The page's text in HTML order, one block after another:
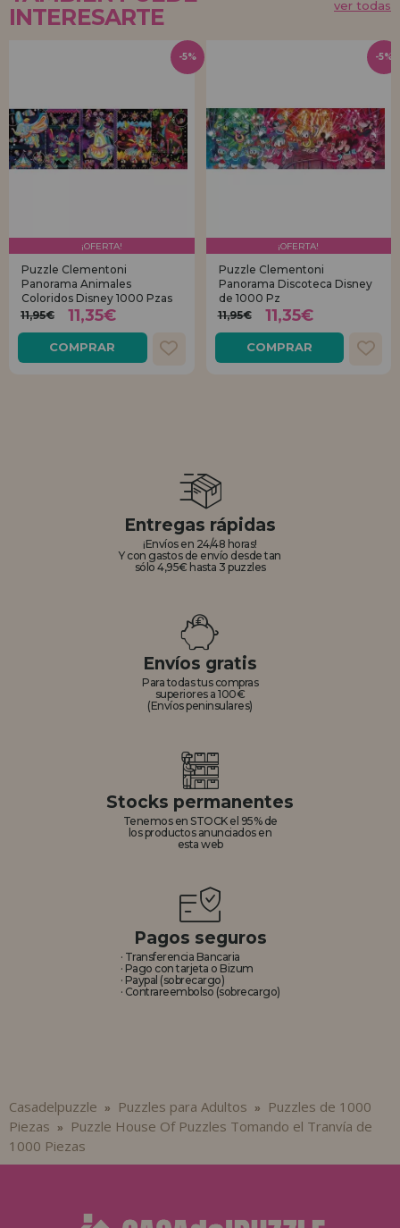
INTERESARTE
ver todas
¡OFERTA!
Puzzle Clementoni
Panorama Animales
Coloridos Disney 1000 Pzas
11,95€
11,35€
COMPRAR
-5%
¡OFERTA!
Puzzle Clementoni
Panorama Discoteca Disney
de 1000 Pz
11,95€
11,35€
COMPRAR
-5%
Entregas rápidas
¡Envíos en 24/48 horas!
Y con gastos de envío desde tan
sólo 4,95€ hasta 3 puzzles
Envíos gratis
Para todas tus compras
superiores a 100€
(Envíos peninsulares)
Stocks permanentes
Tenemos en STOCK el 95% de
los productos anunciados en
esta web
Pagos seguros
· Transferencia Bancaria
· Pago con tarjeta o Bizum
· Paypal (sobrecargo)
· Contrareembolso (sobrecargo)
Casadelpuzzle » Puzzles para Adultos »
Puzzles de 1000
Piezas »
Puzzle House Of Puzzles Tomando el Tranvía de
1000 Piezas